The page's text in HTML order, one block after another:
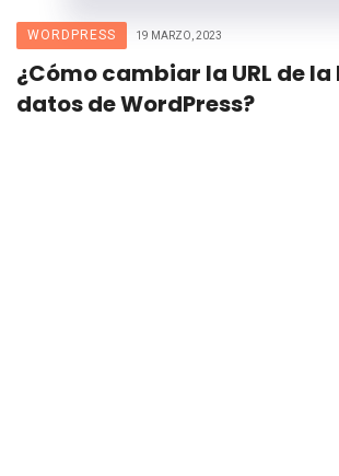
WORDPRESS 19 MARZO, 2023
¿Cómo cambiar la URL de la
datos de WordPress?